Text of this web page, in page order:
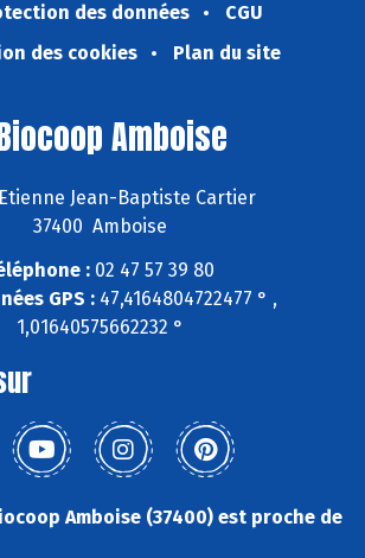
des données
CGU
des cookies
Plan du site
Amboise
Jean-Baptiste Cartier
37400 Amboise
: 02 47 57 39 80
GPS : 47,4164804722477 ° ,
1,01640575662232 °
Amboise (37400) est proche de